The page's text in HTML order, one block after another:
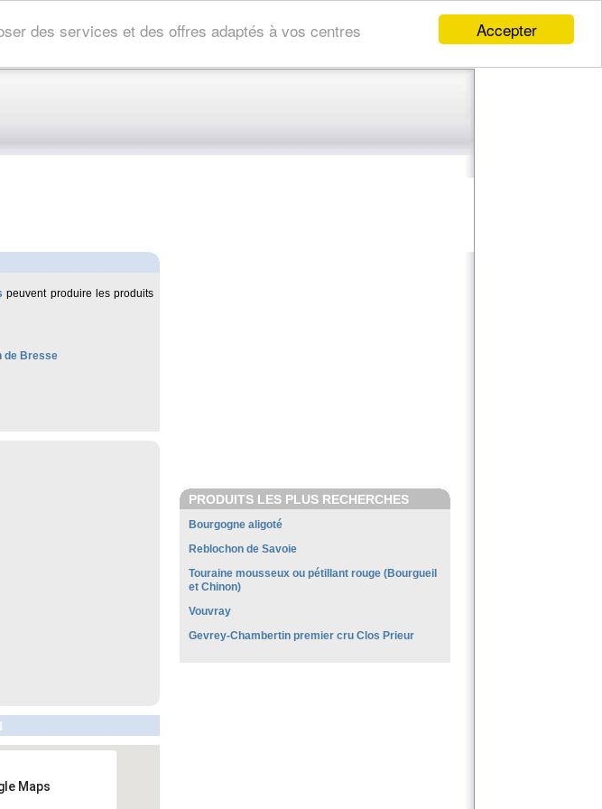
Accepter
des services et des offres adaptés à vos centres
peuvent produire les produits
de Bresse
Maps
PRODUITS LES PLUS RECHERCHES
Bourgogne aligoté
Reblochon de Savoie
Touraine mousseux ou pétillant rouge (Bourgueil
et Chinon)
Vouvray
Gevrey-Chambertin premier cru Clos Prieur